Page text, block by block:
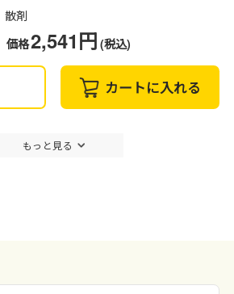
散剤
価格2,541円 (税込)
カートに入れる
もっと見る